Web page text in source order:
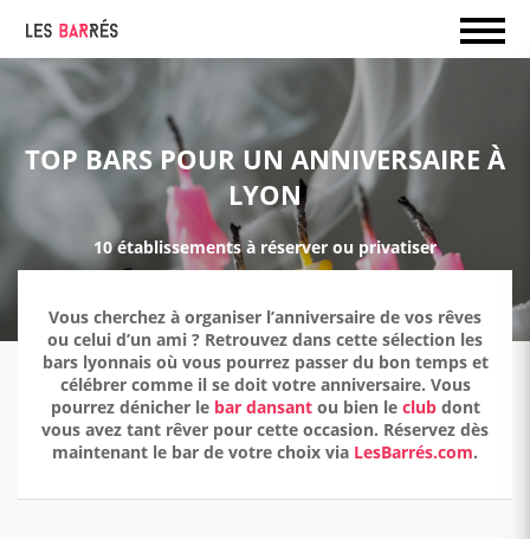
TOP BARS POUR UN ANNIVERSAIRE À
LYON
10 établissements à réserver ou privatiser
Vous cherchez à organiser l’anniversaire de vos rêves
ou celui d’un ami ? Retrouvez dans cette sélection les
bars lyonnais où vous pourrez passer du bon temps et
célébrer comme il se doit votre anniversaire. Vous
pourrez dénicher le bar dansantou bien le clubdont
vous avez tant rêver pour cette occasion. Réservez dès
maintenant le bar de votre choix via LesBarrés.com.